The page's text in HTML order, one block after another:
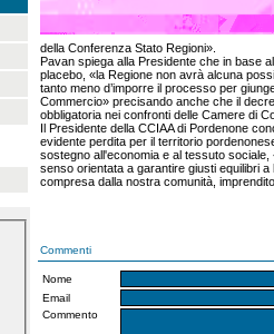
della Conferenza Stato Regioni».
Pavan spiega alla Presidente che in base
placebo, «la Regione non avrà alcuna
tanto meno d’imporre il processo per
Commercio» precisando anche che il
obbligatoria nei confronti delle Camere di
Il Presidente della CCIAA di Pordenone
evidente perdita per il territorio
sostegno all'economia e al tessuto
senso orientata a garantire giusti equilibri
compresa dalla nostra comunità,
Commenti
Nome
Email
Commento